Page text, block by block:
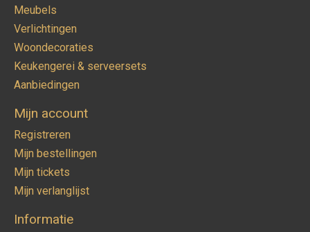
Meubels
Verlichtingen
Woondecoraties
Keukengerei & serveersets
Aanbiedingen
Mijn account
Registreren
Mijn bestellingen
Mijn tickets
Mijn verlanglijst
Informatie